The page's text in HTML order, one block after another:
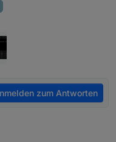
zum Antworten